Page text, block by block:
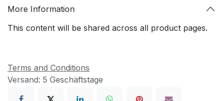
More Information
This content will be shared across all product pages.
Terms and Conditions
Versand: 5 Geschäftstage